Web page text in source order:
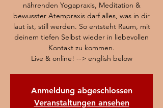
nährenden Yogapraxis, Meditation &
bewusster Atempraxis darf alles, was in dir
laut ist, still werden. So entsteht Raum, mit
deinem tiefen Selbst wieder in liebevollen
Kontakt zu kommen.
Live & online! --> english below
Anmeldung abgeschlossen
Veranstaltungen ansehen